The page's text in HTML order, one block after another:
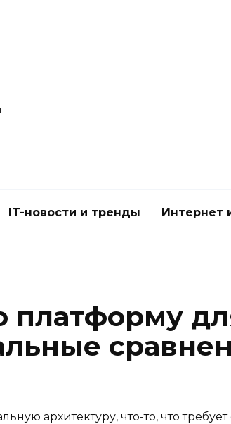
IT-новости и тренды Интернет
платформу
архитектуру, что-то, что требует